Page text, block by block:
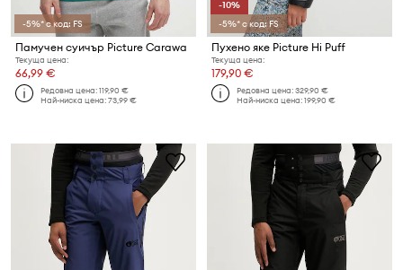
-5%* с код: FS
Памучен суичър Picture Carawa
Текуща цена:
66,99 €
Редовна цена:119,90 €
Най-ниска цена:73,99 €
-10%
-5%* с код: FS
Пухено яке Picture Hi Puff
Текуща цена:
179,90 €
Редовна цена:329,90 €
Най-ниска цена:199,90 €